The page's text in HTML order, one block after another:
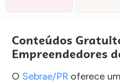
Conteúdos
Empreendedores
O Sebrae/PR oferece